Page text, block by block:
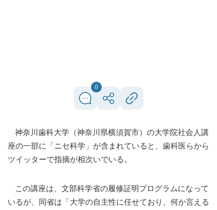
0
神奈川歯科大学（神奈川県横須賀市）の大学院社会人講
座の一部に「ニセ科学」が含まれていると、歯科医らから
ツイッターで指摘が相次いでいる。
この講座は、文部科学省の履修証明プログラムになって
いるが、同省は「大学の自主性に任せており、何か言える